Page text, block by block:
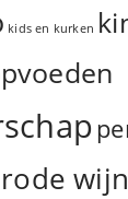
kids en kurken
rode wijn